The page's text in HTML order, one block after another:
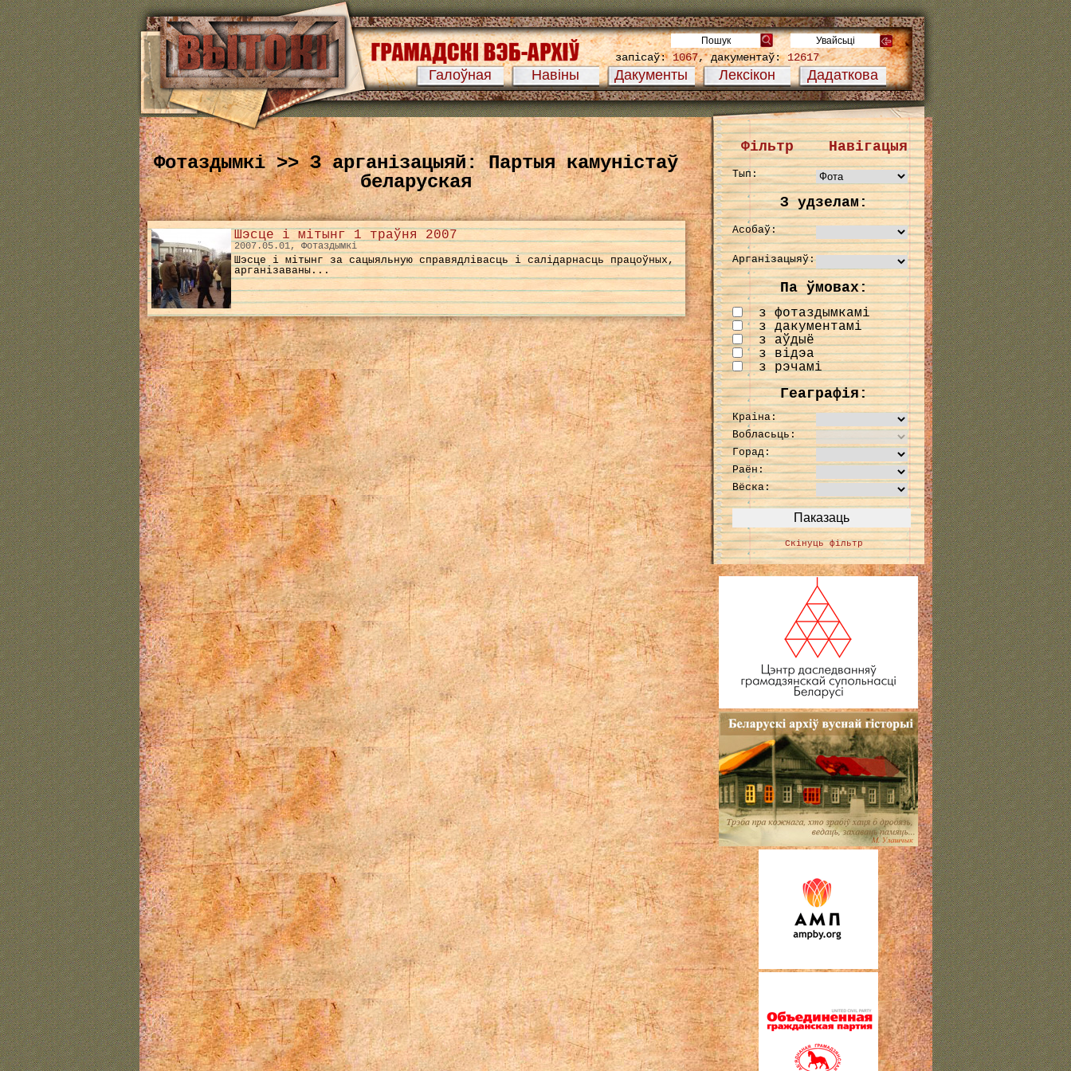
Галоўная Навіны Дакументы Лексікон Дадаткова
запісаў:1067, дакументаў:12617
Фотаздымкі >> З арганізацыяй: Партыя камуністаў
беларуская
Шэсце і мітынг 1 траўня 2007
2007.05.01, Фотаздымкі
Шэсце і мітынг за сацыяльную справядлівасць і салідарнасць працоўных,
арганізаваны...
Фільтр Навігацыя
Тып:
З удзелам:
Асобаў:
Арганізацыяў:
Па ўмовах:
з фотаздымкамі
з дакументамі
з аўдыё
з відэа
з рэчамі
Геаграфія:
Краіна:
Вобласьць:
Горад:
Раён:
Вёска:
Скінуць фільтр